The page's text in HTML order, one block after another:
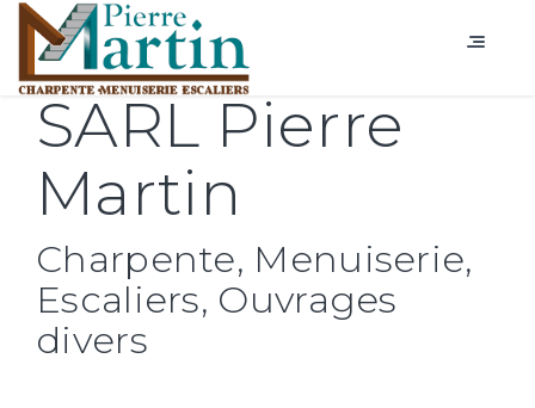
SARL Pierre
Martin
Charpente, Menuiserie,
Escaliers, Ouvrages
divers